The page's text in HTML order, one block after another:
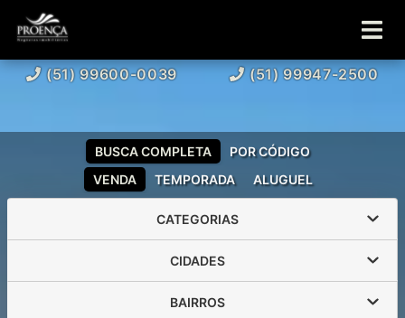
(51) 99600-0039 (51) 99947-2500
VENDA TEMPORADA ALUGUEL
BUSCA COMPLETA POR CÓDIGO
CATEGORIAS
CIDADES
BAIRROS